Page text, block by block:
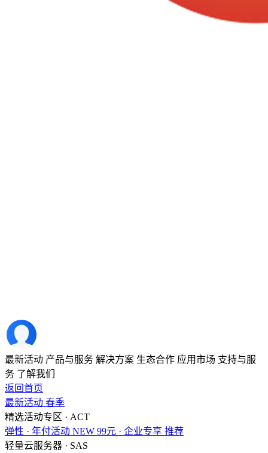
最新活动 产品与服务 解决方案 生态合作 应用市场 支持与服
务 了解我们
返回首页
最新活动 春季
精选活动专区 · ACT
弹性 · 年付活动 NEW 99元 · 企业专享 推荐
轻量云服务器 · SAS